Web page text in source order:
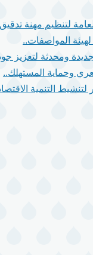
لتنظيم مهنة
المواصفات..
وحماية المستهلك..
التنمية